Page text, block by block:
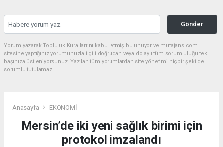
Gönder
Yorum yazarak Topluluk Kuralları’nı kabul etmiş bulunuyor ve mutajans.com
sitesine yaptığınız yorumunuzla ilgili doğrudan veya dolaylı tüm sorumluluğu tek
başınıza üstleniyorsunuz. Yazılan tüm yorumlardan site yönetimi hiçbir şekilde
sorumlu tutulamaz.
Anasayfa EKONOMİ
Mersin’de iki yeni sağlık birimi için
protokol imzalandı